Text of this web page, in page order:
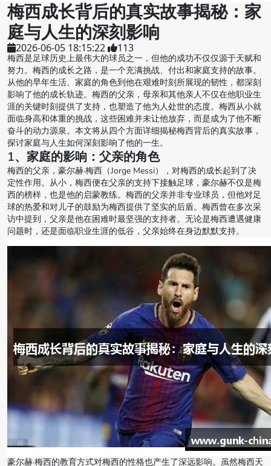
梅西成长背后的真实故事揭秘：家
庭与人生的深刻影响
2026-06-05 18:15:22 113
梅西是足球历史上最伟大的球员之一，但他的成功不仅仅源于天赋和
努力。梅西的成长之路，是一个充满挑战、付出和家庭支持的故事。
从他的早年生活、家庭的角色到他在艰难时刻所展现的韧性，都深刻
影响了他的成长轨迹。梅西的父亲，母亲和其他亲人不仅在他职业生
涯的关键时刻提供了支持，也塑造了他为人处世的态度。梅西从小就
面临身高和体重的挑战，这些困难并未让他放弃，而是成为了他不断
奋斗的动力源泉。本文将从四个方面详细揭秘梅西背后的真实故事，
探讨家庭与人生如何深刻影响了他的一生。
1、家庭的影响：父亲的角色
梅西的父亲，豪尔赫·梅西（Jorge Messi），对梅西的成长起到了决
定性作用。从小，梅西便在父亲的支持下接触足球，豪尔赫不仅是梅
西的榜样，也是他的启蒙教练。梅西的父亲并非专业球员，但他对足
球的热爱和对儿子的鼓励为梅西提供了坚实的后盾。梅西曾在多次采
访中提到，父亲是他在困难时最坚强的支持者。无论是梅西遭遇健康
问题时，还是面临职业生涯的低谷，父亲始终在身边默默支持。
豪尔赫·梅西的教育方式对梅西的性格也产生了深远影响。虽然梅西天